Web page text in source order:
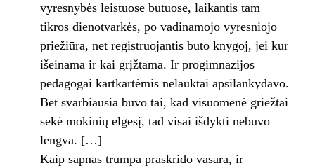
vyresnybės leistuose butuose, laikantis tam
tikros dienotvarkės, po vadinamojo vyresnio­jo
priežiūra, net registruojantis buto knygoj, jei kur
išeinama ir kai grįžtama. Ir progimna­zijos
pedagogai kartkartėmis nelauktai apsi­lankydavo.
Bet svarbiausia buvo tai, kad vi­suomenė griežtai
sekė mokinių elgesį, tad vi­sai išdykti nebuvo
lengva. […]
Kaip sapnas trumpa praskrido vasara, ir